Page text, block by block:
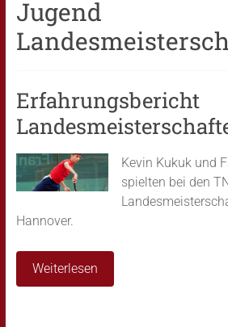
Jugend
Erfahrungsbericht
Kevin Kukuk und
spielten bei den
Hannover.
Weiterlesen